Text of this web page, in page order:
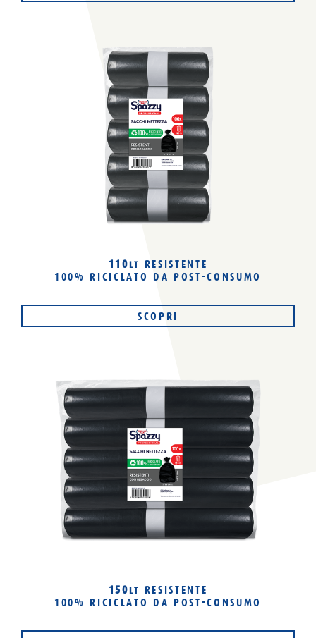
110 LT
RESISTENTE
100% RICICLATO DA POST-CONSUMO
SCOPRI
150LT
RESISTENTE
100% RICICLATO DA POST-CONSUMO